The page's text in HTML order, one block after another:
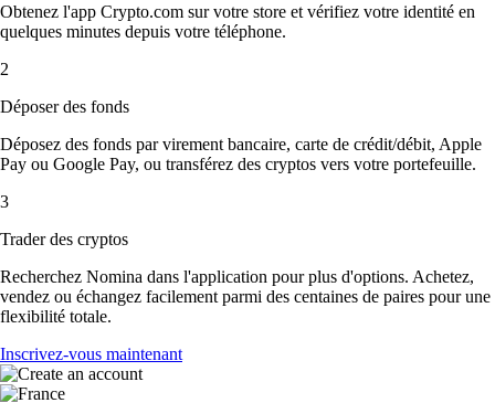
Obtenez l'app Crypto.com sur votre store et vérifiez votre identité en
quelques minutes depuis votre téléphone.
2
Déposer des fonds
Déposez des fonds par virement bancaire, carte de crédit/débit, Apple
Pay ou Google Pay, ou transférez des cryptos vers votre portefeuille.
3
Trader des cryptos
Recherchez Nomina dans l'application pour plus d'options. Achetez,
vendez ou échangez facilement parmi des centaines de paires pour une
flexibilité totale.
Inscrivez-vous maintenant